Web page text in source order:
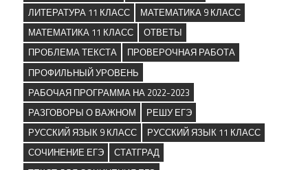
ЛИТЕРАТУРА 11 КЛАСС
МАТЕМАТИКА 9 КЛАСС
МАТЕМАТИКА 11 КЛАСС
ОТВЕТЫ
ПРОБЛЕМА ТЕКСТА
ПРОВЕРОЧНАЯ РАБОТА
ПРОФИЛЬНЫЙ УРОВЕНЬ
РАБОЧАЯ ПРОГРАММА НА 2022-2023
РАЗГОВОРЫ О ВАЖНОМ
РЕШУ ЕГЭ
РУССКИЙ ЯЗЫК 9 КЛАСС
РУССКИЙ ЯЗЫК 11 КЛАСС
СОЧИНЕНИЕ ЕГЭ
СТАТГРАД